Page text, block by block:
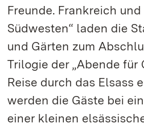
Freunde. Frankreich
Südwesten“ laden die
und Gärten zum
Trilogie der „Abende für
Reise durch das Elsass
werden die Gäste bei
einer kleinen